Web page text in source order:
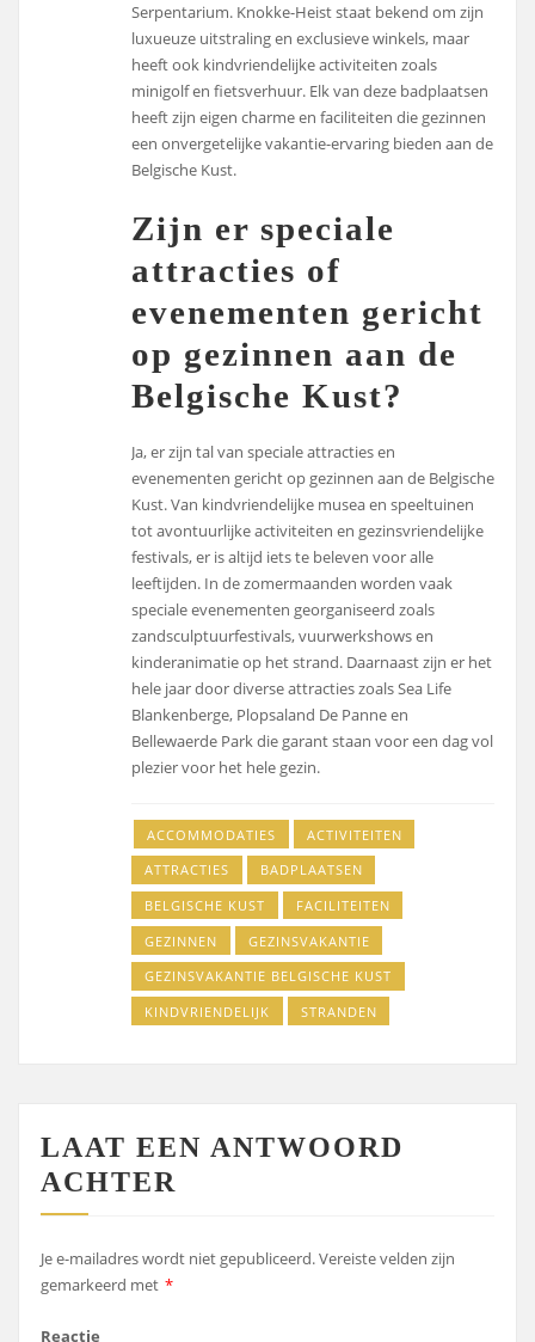
Serpentarium. Knokke-Heist staat bekend om zijn
luxueuze uitstraling en exclusieve winkels, maar
heeft ook kindvriendelijke activiteiten zoals
minigolf en fietsverhuur. Elk van deze badplaatsen
heeft zijn eigen charme en faciliteiten die gezinnen
een onvergetelijke vakantie-ervaring bieden aan de
Belgische Kust.
Zijn er speciale
attracties of
evenementen gericht
op gezinnen aan de
Belgische Kust?
Ja, er zijn tal van speciale attracties en
evenementen gericht op gezinnen aan de Belgische
Kust. Van kindvriendelijke musea en speeltuinen
tot avontuurlijke activiteiten en gezinsvriendelijke
festivals, er is altijd iets te beleven voor alle
leeftijden. In de zomermaanden worden vaak
speciale evenementen georganiseerd zoals
zandsculptuurfestivals, vuurwerkshows en
kinderanimatie op het strand. Daarnaast zijn er het
hele jaar door diverse attracties zoals Sea Life
Blankenberge, Plopsaland De Panne en
Bellewaerde Park die garant staan voor een dag vol
plezier voor het hele gezin.
ACCOMMODATIES
ACTIVITEITEN
ATTRACTIES
BADPLAATSEN
BELGISCHE KUST
FACILITEITEN
GEZINNEN
GEZINSVAKANTIE
GEZINSVAKANTIE BELGISCHE KUST
KINDVRIENDELIJK
STRANDEN
LAAT EEN ANTWOORD
ACHTER
Je e-mailadres wordt niet gepubliceerd.Vereiste velden zijn
gemarkeerd met *
Reactie